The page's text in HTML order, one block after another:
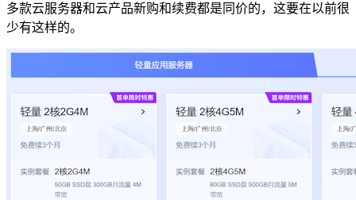
多款云服务器和云产品新购和续费都是同价的，这要在以前很
少有这样的。